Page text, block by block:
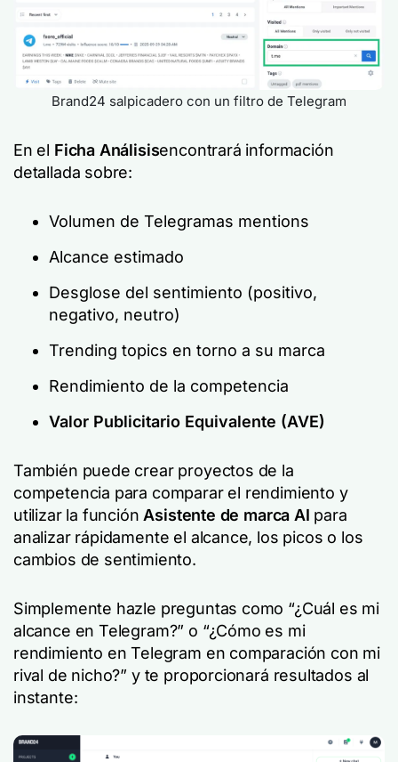
Brand24 salpicadero con un filtro de Telegram
En el Ficha Análisisencontrará información
detallada sobre:
Volumen de Telegramas mentions
Alcance estimado
Desglose del sentimiento (positivo,
negativo, neutro)
Trending topics en torno a su marca
Rendimiento de la competencia
Valor Publicitario Equivalente (AVE)
También puede crear proyectos de la
competencia para comparar el rendimiento y
utilizar la función Asistente de marca AI para
analizar rápidamente el alcance, los picos o los
cambios de sentimiento.
Simplemente hazle preguntas como “¿Cuál es mi
alcance en Telegram?” o “¿Cómo es mi
rendimiento en Telegram en comparación con mi
rival de nicho?” y te proporcionará resultados al
instante: